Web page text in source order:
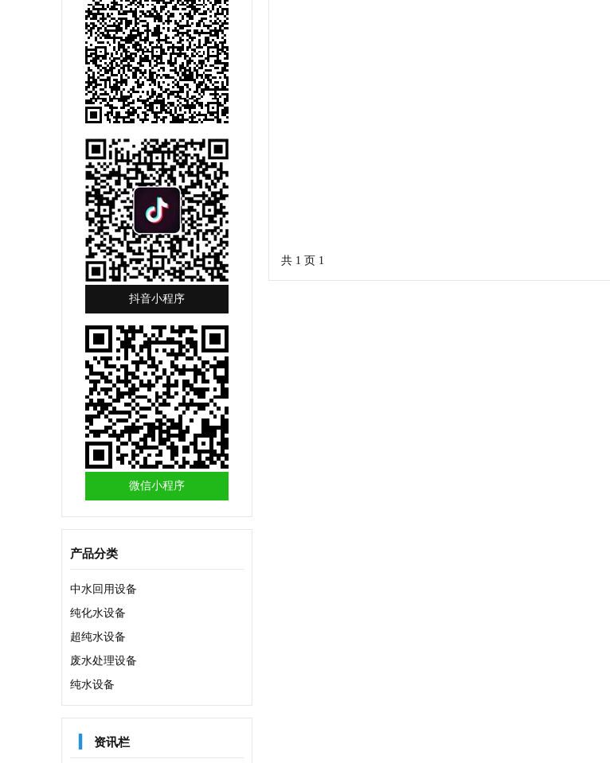
抖音小程序
微信小程序
产品分类
中水回用设备
纯化水设备
超纯水设备
废水处理设备
纯水设备
资讯栏